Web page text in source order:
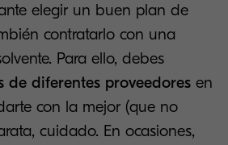
elegir un buen plan de
contratarlo con una
Para ello, debes
de diferentes proveedores en
con la mejor (que no
cuidado. En ocasiones,